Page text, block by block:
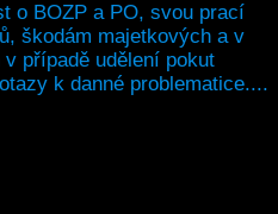
o BOZP a PO, svou prací
škodám majetkových a v
případě udělení pokut
k danné problematice....